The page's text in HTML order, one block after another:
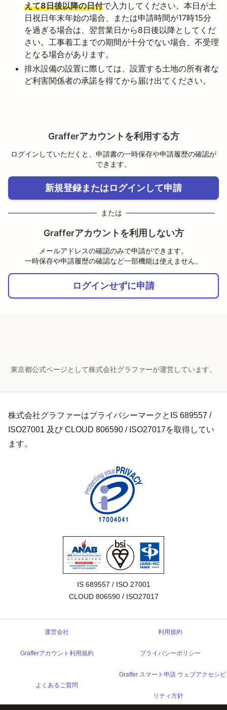
えて8日後以降の日付で入力してください。本日が土
日祝日年末年始の場合、または申請時間が17時15分
を過ぎる場合は、翌営業日から8日後以降としてくだ
さい。工事着工までの期間が十分でない場合、不受理
となる場合があります。
排水設備の設置に際しては、設置する土地の所有者な
ど利害関係者の承諾を得てから届け出てください。
Grafferアカウントを利用する方
ログインしていただくと、申請書の一時保存や申請履歴の確認が
できます。
新規登録またはログインして申請
または
Grafferアカウントを利用しない方
メールアドレスの確認のみで申請ができます。
一時保存や申請履歴の確認など一部機能は使えません。
ログインせずに申請
東京都公式ページとして株式会社グラファーが運営しています。
株式会社グラファーはプライバシーマークとIS 689557 /
ISO27001 及び CLOUD 806590 / ISO27017を取得してい
ます。
IS 689557 / ISO 27001
CLOUD 806590 / ISO27017
運営会社 利用規約
Grafferアカウント利用規約 プライバシーポリシー
よくあるご質問
Graffer スマート申請 ウェブアクセシビ
リティ方針